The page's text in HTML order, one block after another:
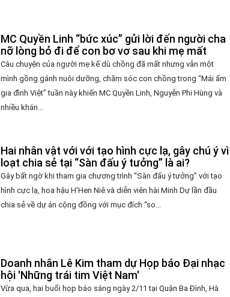
MC Quyền Linh “bức xúc” gửi lời đến người cha
nỡ lòng bỏ đi để con bơ vơ sau khi mẹ mất
Câu chuyện của người mẹ kế dù chồng đã mất nhưng vẫn một
mình gồng gánh nuôi dưỡng, chăm sóc con chồng trong “Mái ấm
gia đình Việt” tuần này khiến MC Quyền Linh, Nguyễn Phi Hùng và
nhiều khán...
Hai nhân vật với với tạo hình cực lạ, gây chú ý vì
loạt chia sẻ tại “Sàn đấu ý tưởng” là ai?
Gây bất ngờ khi tham gia chương trình “Sàn đấu ý tưởng” với tạo
hình cực lạ, hoa hậu H'Hen Niê và diễn viên hài Minh Dự lần đầu
chia sẻ về dự án cộng đồng với mục đích “so...
Doanh nhân Lê Kim tham dự Họp báo Đại nhạc
hội 'Những trái tim Việt Nam'
Vừa qua, hai buổi họp báo sáng ngày 2/11 tại Quận Ba Đình, Hà